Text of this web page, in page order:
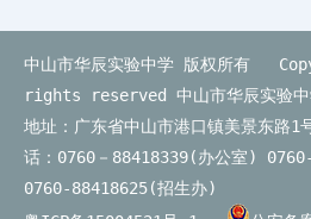
中山市华辰实验中学 版权所有
rights reserved 中山市华辰实验
地址：广东省中山市港口镇美景东
话：0760－88418339(办公室)
0760-88418625(招生办)